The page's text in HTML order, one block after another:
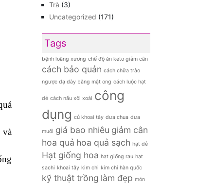
và
Trà (3)
Uncategorized (171)
Tags
bệnh loãng xương chế độ ăn keto giảm cân
cách bảo quản cách chữa trào
ngược dạ dày bằng mật ong cách luộc hạt
dẻ cách nấu xôi xoài công
dụng củ khoai tây dưa chua dưa
muối giá bao nhiêu giảm cân
hoa quả hoa quả sạch hạt dẻ
Hạt giống hoa hạt giống rau hạt
sachi khoai tây kim chi kim chi hàn quốc
kỹ thuật trồng làm đẹp món